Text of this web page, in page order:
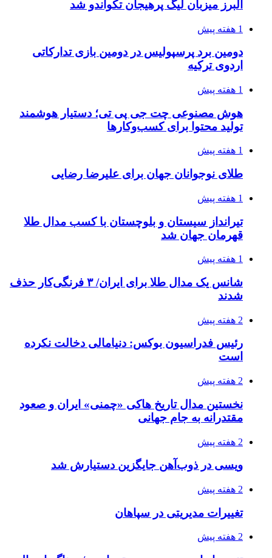
البرز میزبان لیگ پرهیجان تکواندو شد
1 هفته پیش
دومین برد پرسپولیس در دومین بازی تدارکاتی
اردوی ترکیه
1 هفته پیش
هوش مصنوعی چت جی پی تی؛ دستیار هوشمند
تولید محتوا برای کسب‌وکارها
1 هفته پیش
طلای نوجوانان جهان برای علیرضا رضایی
1 هفته پیش
تیرانداز سیستان و بلوچستان با کسب مدال طلا
قهرمان جهان شد
1 هفته پیش
شانس یک مدال طلا برای ایران/ ۳ فرنگی‌کار حذف
شدند
2 هفته پیش
رئیس فدراسیون بوکس: دنیامالی دخالت نکرده
است
2 هفته پیش
نخستین مدال تاریخ هاکی «چمنی» ایران و صعود
مقتدرانه به جام جهانی
2 هفته پیش
ویسی در ذوب‌آهن جایگزین دستیارش شد
2 هفته پیش
تغییرات مدیریتی در سپاهان
2 هفته پیش